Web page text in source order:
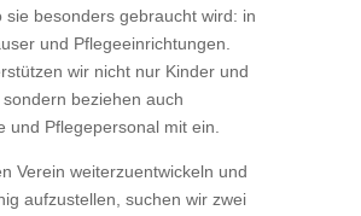
sie besonders gebraucht wird: in
und Pflegeeinrichtungen.
wir nicht nur Kinder und
sondern beziehen auch
und Pflegepersonal mit ein.
Verein weiterzuentwickeln und
aufzustellen, suchen wir zwei